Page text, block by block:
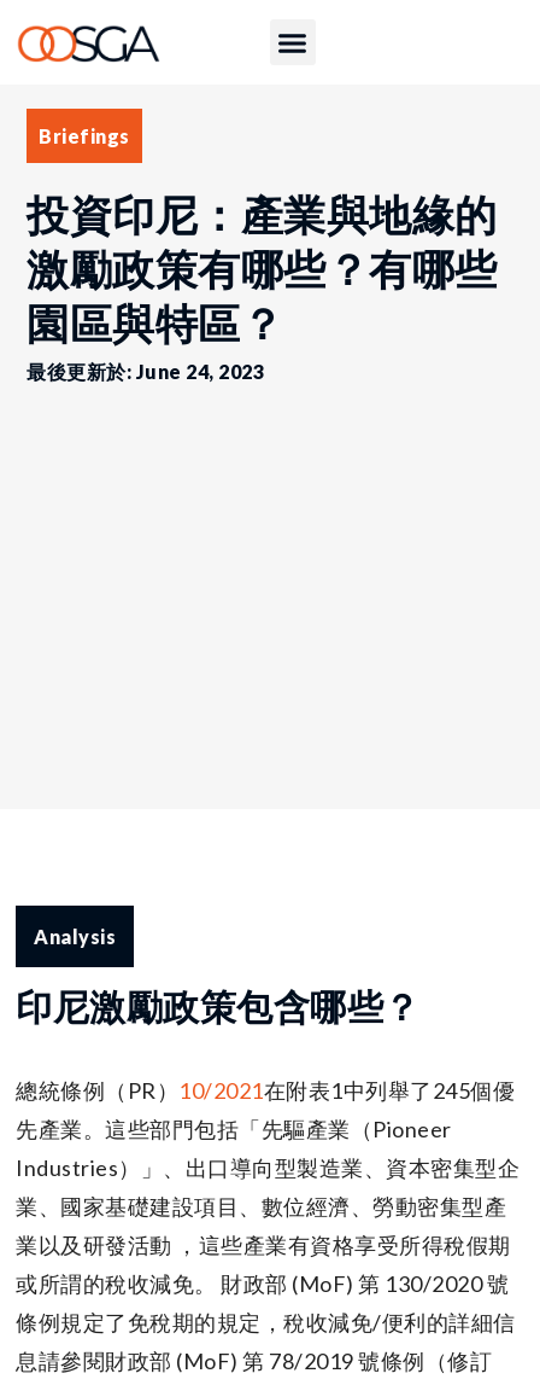
Briefings
投資印尼：產業與地緣的
激勵政策有哪些？有哪些
園區與特區？
最後更新於: June 24, 2023
Analysis
印尼激勵政策包含哪些？
總統條例（PR） 10/2021在附表1中列舉了245個優
先產業。這些部門包括「先驅產業（Pioneer
Industries）」、出口導向型製造業、資本密集型企
業、國家基礎建設項目、數位經濟、勞動密集型產
業以及研發活動 ，這些產業有資格享受所得稅假期
或所謂的稅收減免。 財政部 (MoF) 第 130/2020 號
條例規定了免稅期的規定，稅收減免/便利的詳細信
息請參閱財政部 (MoF) 第 78/2019 號條例（修訂